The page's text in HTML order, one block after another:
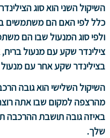
השיקול השני הוא סוג
כלל לפי האם הם משתמשים
ולפי סוג המנעול שבו הם
צילינדר שקע עם מנעול
בצילינדר שקע אחר עם
השיקול השלישי הוא גובה
מהרצפה למקום שבו אתה
באיזה גובה תושבת ההרכבה
שלך.